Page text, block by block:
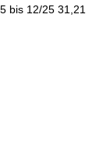
bis 12/25 31,21